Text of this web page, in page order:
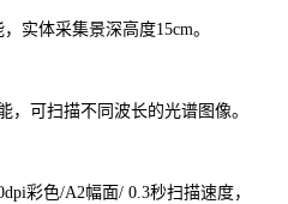
实体采集景深高度15cm。
可扫描不同波长的光谱图像。
彩色/A2幅面/ 0.3秒扫描速度，